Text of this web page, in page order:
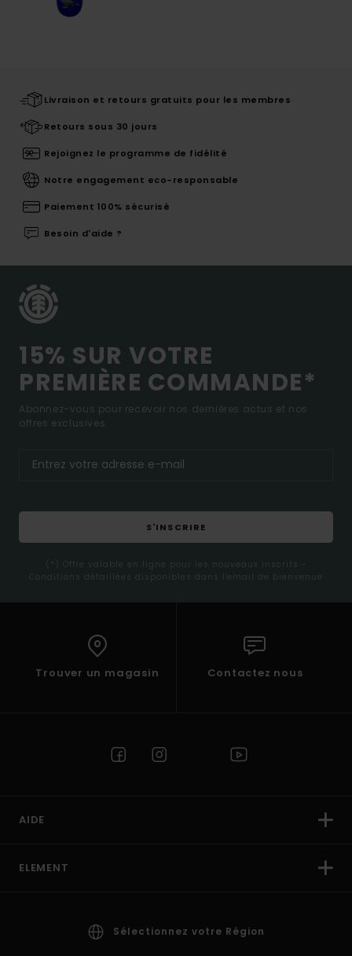
Livraison et retours gratuits pour les membres
Retours sous 30 jours
Rejoignez le programme de fidélité
Notre engagement eco-responsable
Paiement 100% sécurisé
Besoin d'aide ?
15% SUR VOTRE
PREMIÈRE COMMANDE*
Abonnez-vous pour recevoir nos dernières actus et nos
offres exclusives.
S'INSCRIRE
(*) Offre valable en ligne pour les nouveaux inscrits -
Conditions détaillées disponibles dans l'email de bienvenue
Trouver un magasin Contactez nous
AIDE
ELEMENT
Sélectionnez votre Région